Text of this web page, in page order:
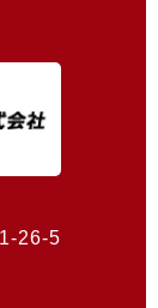
26-5